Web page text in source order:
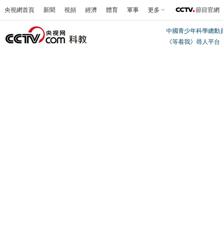
央視網首頁 新聞 視頻 經濟 體育 軍事 更多 節目官網
中國青少年科學總動
《等着我》尋人平台